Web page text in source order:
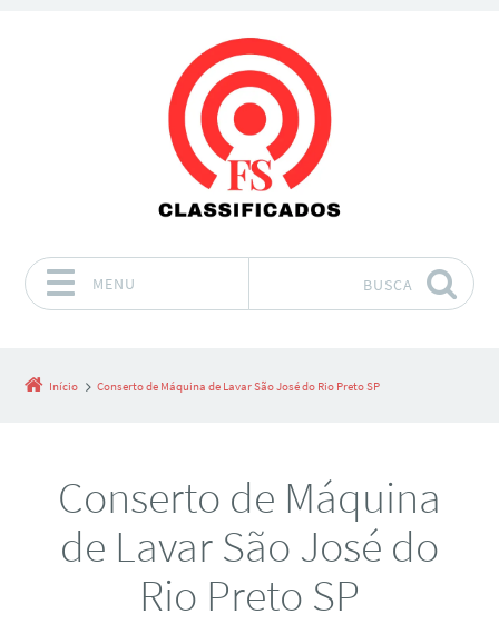
MENU BUSCA
Início Conserto de Máquina de Lavar São José do Rio Preto SP
Conserto de Máquina
de Lavar São José do
Rio Preto SP